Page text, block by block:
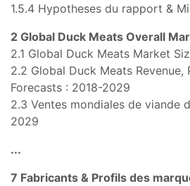
1.5.4 Hypotheses du rapport &
2 Global Duck Meats Overall
2.1 Global Duck Meats Market
2.2 Global Duck Meats Revenue,
Forecasts : 2018-2029
2.3 Ventes mondiales de viande
2029
...
7 Fabricants & Profils des